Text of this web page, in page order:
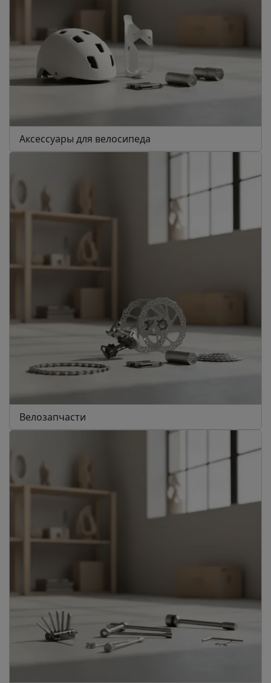
Аксессуары для велосипеда
Велозапчасти